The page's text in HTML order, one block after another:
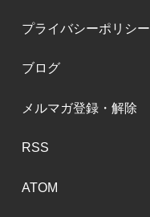
プライバシーポリシー
ブログ
メルマガ登録・解除
RSS
ATOM